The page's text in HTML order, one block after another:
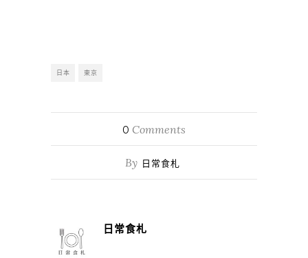
日本 東京
0 Comments
By 日常食札
日常食札